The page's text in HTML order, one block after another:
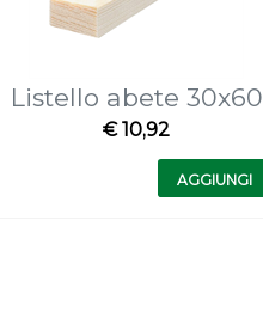
Listello abete 30x60
€ 10,92
Quantità
AGGIUNGI